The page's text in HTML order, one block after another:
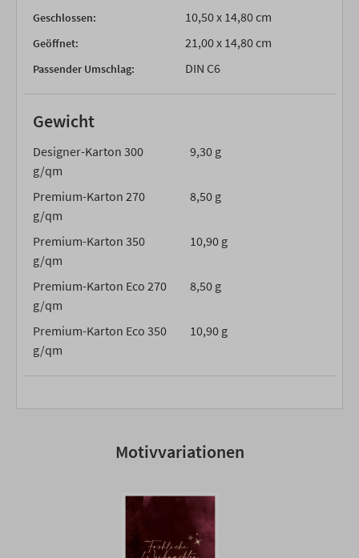
Geschlossen: 10,50 x 14,80 cm
Geöffnet: 21,00 x 14,80 cm
Passender Umschlag: DIN C6
Gewicht
Designer-Karton 300
g/qm
9,30 g
Premium-Karton 270
g/qm
8,50 g
Premium-Karton 350
g/qm
10,90 g
Premium-Karton Eco 270
g/qm
8,50 g
Premium-Karton Eco 350
g/qm
10,90 g
Motivvariationen